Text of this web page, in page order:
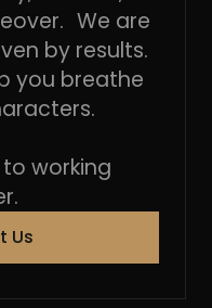
We are
by results.
you breathe
working
Us